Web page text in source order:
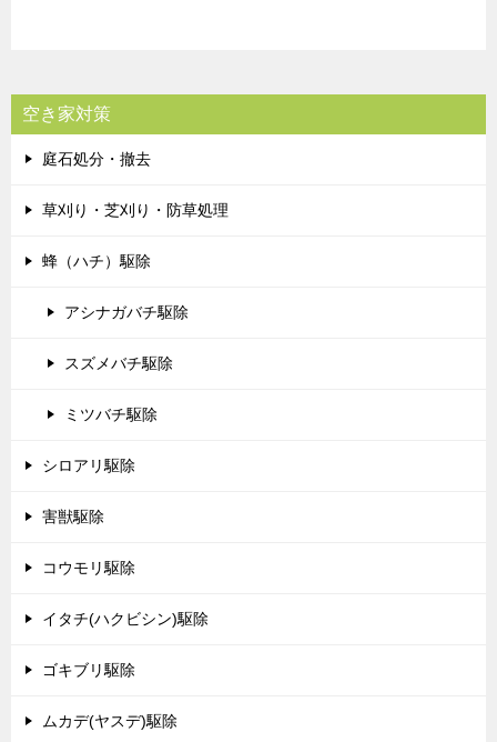
空き家対策
庭石処分・撤去
草刈り・芝刈り・防草処理
蜂（ハチ）駆除
アシナガバチ駆除
スズメバチ駆除
ミツバチ駆除
シロアリ駆除
害獣駆除
コウモリ駆除
イタチ(ハクビシン)駆除
ゴキブリ駆除
ムカデ(ヤスデ)駆除